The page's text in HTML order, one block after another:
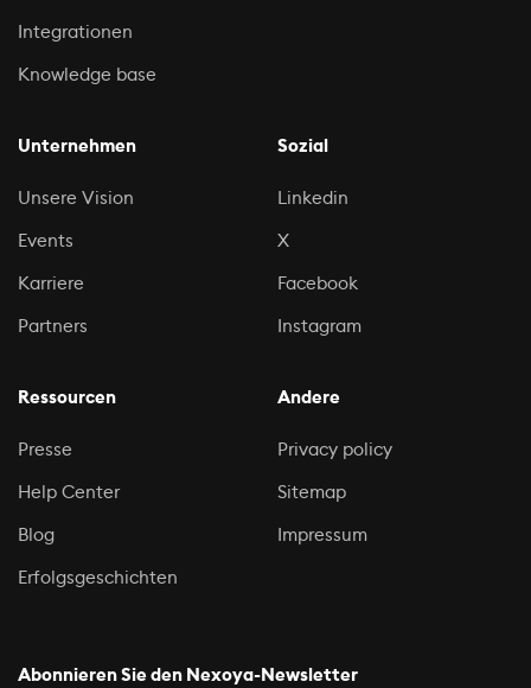
Integrationen
Knowledge base
Unternehmen
Unsere Vision
Events
Karriere
Partners
Sozial
Linkedin
X
Facebook
Instagram
Ressourcen
Presse
Help Center
Blog
Erfolgsgeschichten
Andere
Privacy policy
Sitemap
Impressum
Abonnieren Sie den Nexoya-Newsletter